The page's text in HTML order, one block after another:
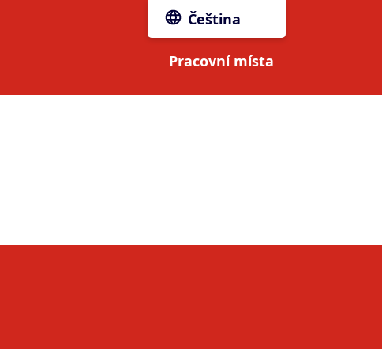
Pracovní místa
Čeština